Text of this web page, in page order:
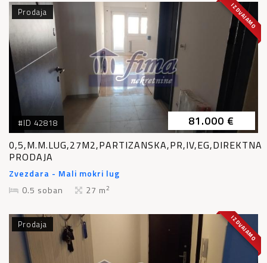
IZDVAJAMO
#ID 42818
Prodaja
81.000 €
0,5,M.M.LUG,27M2,PARTIZANSKA,PR,IV,EG,DIREKTNA
PRODAJA
Zvezdara - Mali mokri lug
0.5 soban
27 m2
IZDVAJAMO
Prodaja